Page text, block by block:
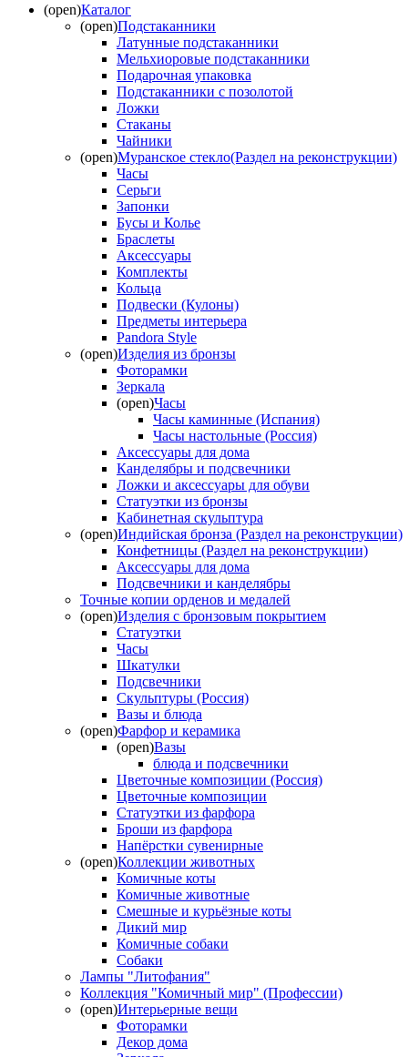
(open)Каталог
(open)Подстаканники
Латунные подстаканники
Мельхиоровые подстаканники
Подарочная упаковка
Подстаканники с позолотой
Ложки
Стаканы
Чайники
(open)Муранское стекло(Раздел на реконструкции)
Часы
Серьги
Запонки
Бусы и Колье
Браслеты
Аксессуары
Комплекты
Кольца
Подвески (Кулоны)
Предметы интерьера
Pandora Style
(open)Изделия из бронзы
Фоторамки
Зеркала
(open)Часы
Часы каминные (Испания)
Часы настольные (Россия)
Аксессуары для дома
Канделябры и подсвечники
Ложки и аксессуары для обуви
Статуэтки из бронзы
Кабинетная скульптура
(open)Индийская бронза (Раздел на реконструкции)
Конфетницы (Раздел на реконструкции)
Аксессуары для дома
Подсвечники и канделябры
Точные копии орденов и медалей
(open)Изделия с бронзовым покрытием
Статуэтки
Часы
Шкатулки
Подсвечники
Скульптуры (Россия)
Вазы и блюда
(open)Фарфор и керамика
(open)Вазы
блюда и подсвечники
Цветочные композиции (Россия)
Цветочные композиции
Статуэтки из фарфора
Броши из фарфора
Напёрстки сувенирные
(open)Коллекции животных
Комичные коты
Комичные животные
Смешные и курьёзные коты
Дикий мир
Комичные собаки
Собаки
Лампы "Литофания"
Коллекция "Комичный мир" (Профессии)
(open)Интерьерные вещи
Фоторамки
Декор дома